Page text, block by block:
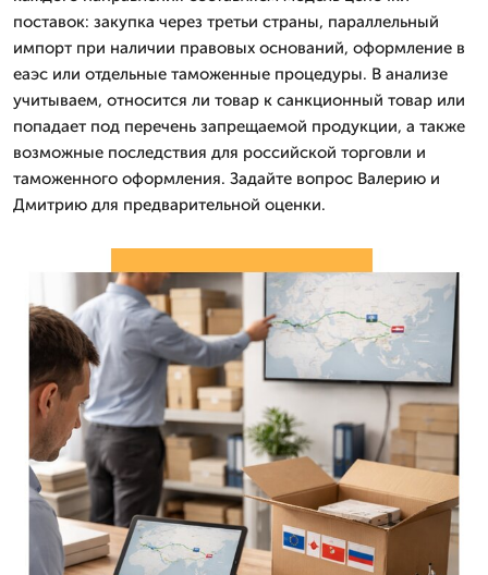
поставок: закупка через третьи страны, параллельный
импорт при наличии правовых оснований, оформление в
еаэс или отдельные таможенные процедуры. В анализе
учитываем, относится ли товар к санкционный товар или
попадает под перечень запрещаемой продукции, а также
возможные последствия для российской торговли и
таможенного оформления. Задайте вопрос Валерию и
Дмитрию для предварительной оценки.